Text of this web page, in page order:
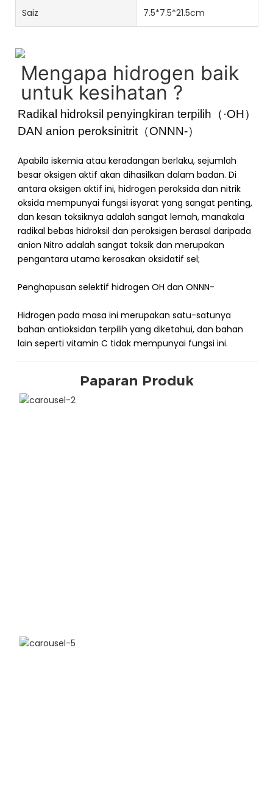
Saiz 7.5*7.5*21.5cm
Mengapa hidrogen baik
untuk kesihatan ?
Radikal hidroksil penyingkiran terpilih（·OH）
DAN anion peroksinitrit（ONNN-）
Apabila iskemia atau keradangan berlaku, sejumlah
besar oksigen aktif akan dihasilkan dalam badan. Di
antara oksigen aktif ini, hidrogen peroksida dan nitrik
oksida mempunyai fungsi isyarat yang sangat penting,
dan kesan toksiknya adalah sangat lemah, manakala
radikal bebas hidroksil dan peroksigen berasal daripada
anion Nitro adalah sangat toksik dan merupakan
pengantara utama kerosakan oksidatif sel;
Penghapusan selektif hidrogen OH dan ONNN-
Hidrogen pada masa ini merupakan satu-satunya
bahan antioksidan terpilih yang diketahui, dan bahan
lain seperti vitamin C tidak mempunyai fungsi ini.
Paparan Produk